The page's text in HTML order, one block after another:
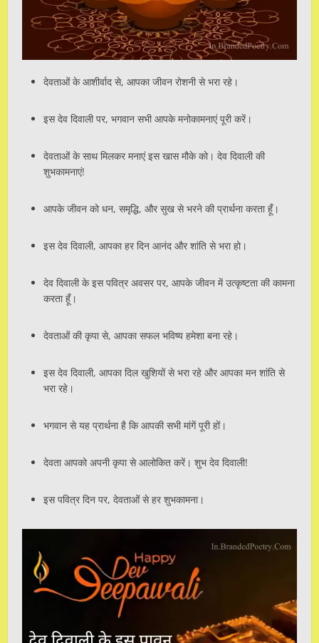
देवताओं के आशीर्वाद से, आपका जीवन रोशनी से भरा रहे।
इस देव दिवाली पर, भगवान सभी आपके मनोकामनाएं पूरी करें।
देवताओं के साथ मिलकर मनाएं इस खास मौके को। देव दिवाली की
शुभकामनाएं!
आपके जीवन को धन, समृद्धि, और सुख से भरने की प्रार्थना करता हूँ।
इस देव दिवाली, आपका हर दिन आनंद और शांति से भरा हो।
देव दिवाली के इस पवित्र अवसर पर, आपके जीवन में उत्कृष्टता की कामना
करता हूँ।
देवताओं की कृपा से, आपका सफल भविष्य हमेशा बना रहे।
इस देव दिवाली, आपका दिल खुशियों से भरा रहे और आपका मन शांति से
भरा रहे।
भगवान से यह प्रार्थना है कि आपकी सभी मांगें पूरी हों।
देवता आपको अपनी कृपा से आलोकित करें। शुभ देव दिवाली!
इस पवित्र दिन पर, देवताओं से हर शुभकामना।